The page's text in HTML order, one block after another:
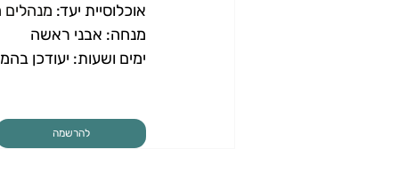
אוכלוסיית יעד:
מנחה: אבני ראשה
ימים ושעות: יעודכן
להרשמה